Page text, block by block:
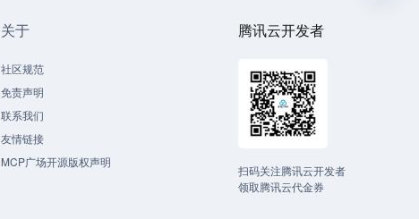
关于
社区规范
免责声明
联系我们
友情链接
MCP广场开源版权声明
腾讯云开发者
扫码关注腾讯云开发者
领取腾讯云代金券